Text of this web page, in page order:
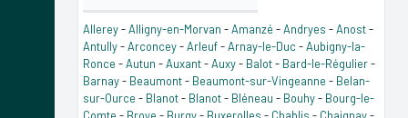
Allerey-Alligny-en-Morvan -Amanzé -Andryes -Anost-
Antully-Arconcey-Arleuf-Arnay-le-Duc -Aubigny-la-
Ronce -Autun -Auxant-Auxy- Balot- Bard-le-Régulier-
Barnay- Beaumont- Beaumont-sur-Vingeanne - Belan-
sur-Ource - Blanot- Blanot- Bléneau - Bouhy- Bourg-le-